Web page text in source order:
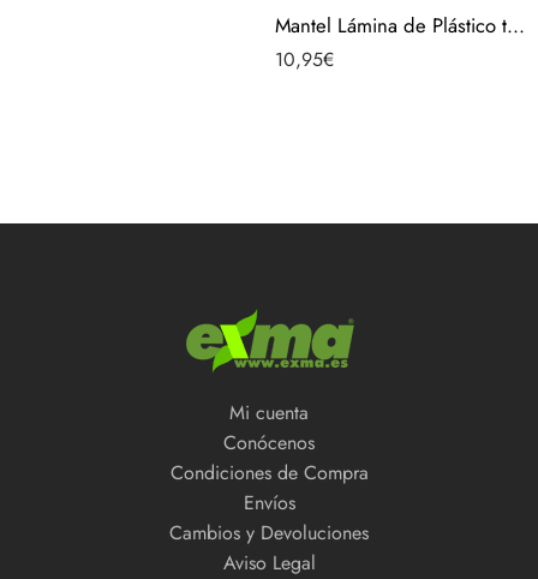
Mantel Lámina de Plástico transparente por metros | Protector de Mesa y Lámina para Manualidades | 100x140cm – 0,15 mm
10,95€
Mi cuenta
Conócenos
Condiciones de Compra
Envíos
Cambios y Devoluciones
Aviso Legal